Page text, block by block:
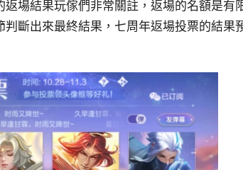
場結果玩傢們非常關註，返場的名額是有
斷出來最終結果，七周年返場投票的結果